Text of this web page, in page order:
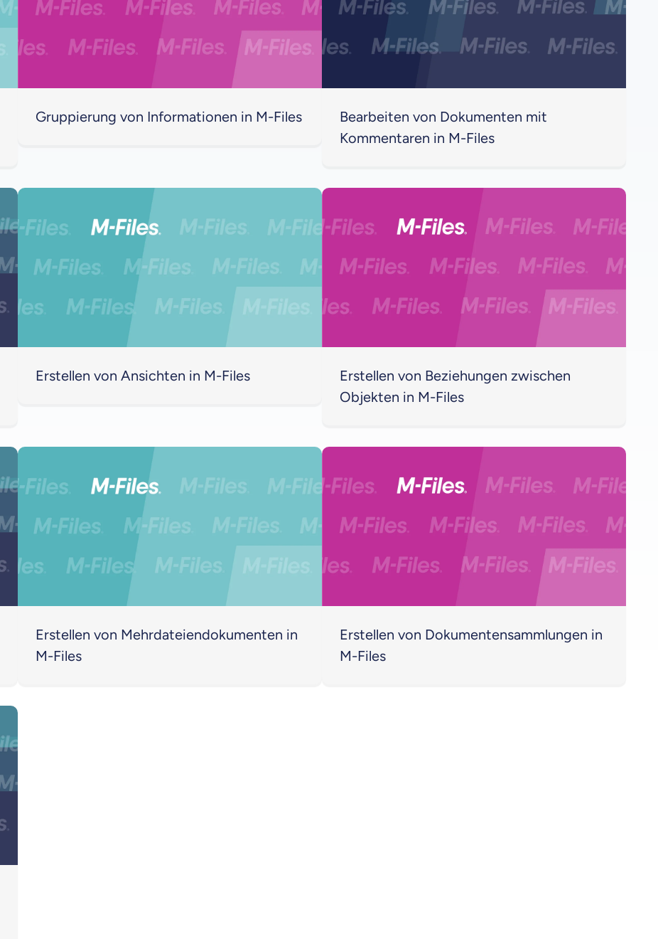
Gruppierung von Informationen in M-Files
Bearbeiten von Dokumenten mit
Kommentaren in M-Files
Erstellen von Ansichten in M-Files
Erstellen von Beziehungen zwischen
Objekten in M-Files
Erstellen von Mehrdateiendokumenten in
M-Files
Erstellen von Dokumentensammlungen in
M-Files